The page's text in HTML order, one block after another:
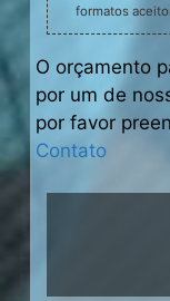
formatos
O orçamento
por um de
por favor
Contato